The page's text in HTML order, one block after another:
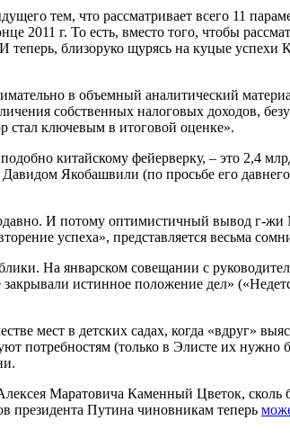
тем, что рассматривает всего 11
2011 г. То есть, вместо того, чтобы
близоруко щурясь на куцые успехи
в объемный аналитический
собственных налоговых доходов,
стал ключевым в итоговой оценке».
китайскому фейерверку, – это 2,4
Якобашвили (по просьбе его
И потому оптимистичный вывод г-жи
успеха», представляется весьма
На январском совещании с
истинное положение дел»
мест в детских садах, когда «вдруг»
потребностям (только в Элисте их нужно
Маратовича Каменный Цветок, сколь
президента Путина чиновникам теперь